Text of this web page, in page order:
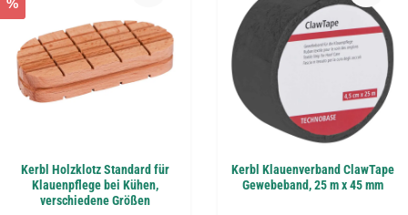
Kerbl Holzklotz Standard für
Klauenpflege bei Kühen,
verschiedene Größen
Kerbl Klauenverband ClawTape
Gewebeband, 25 m x 45 mm